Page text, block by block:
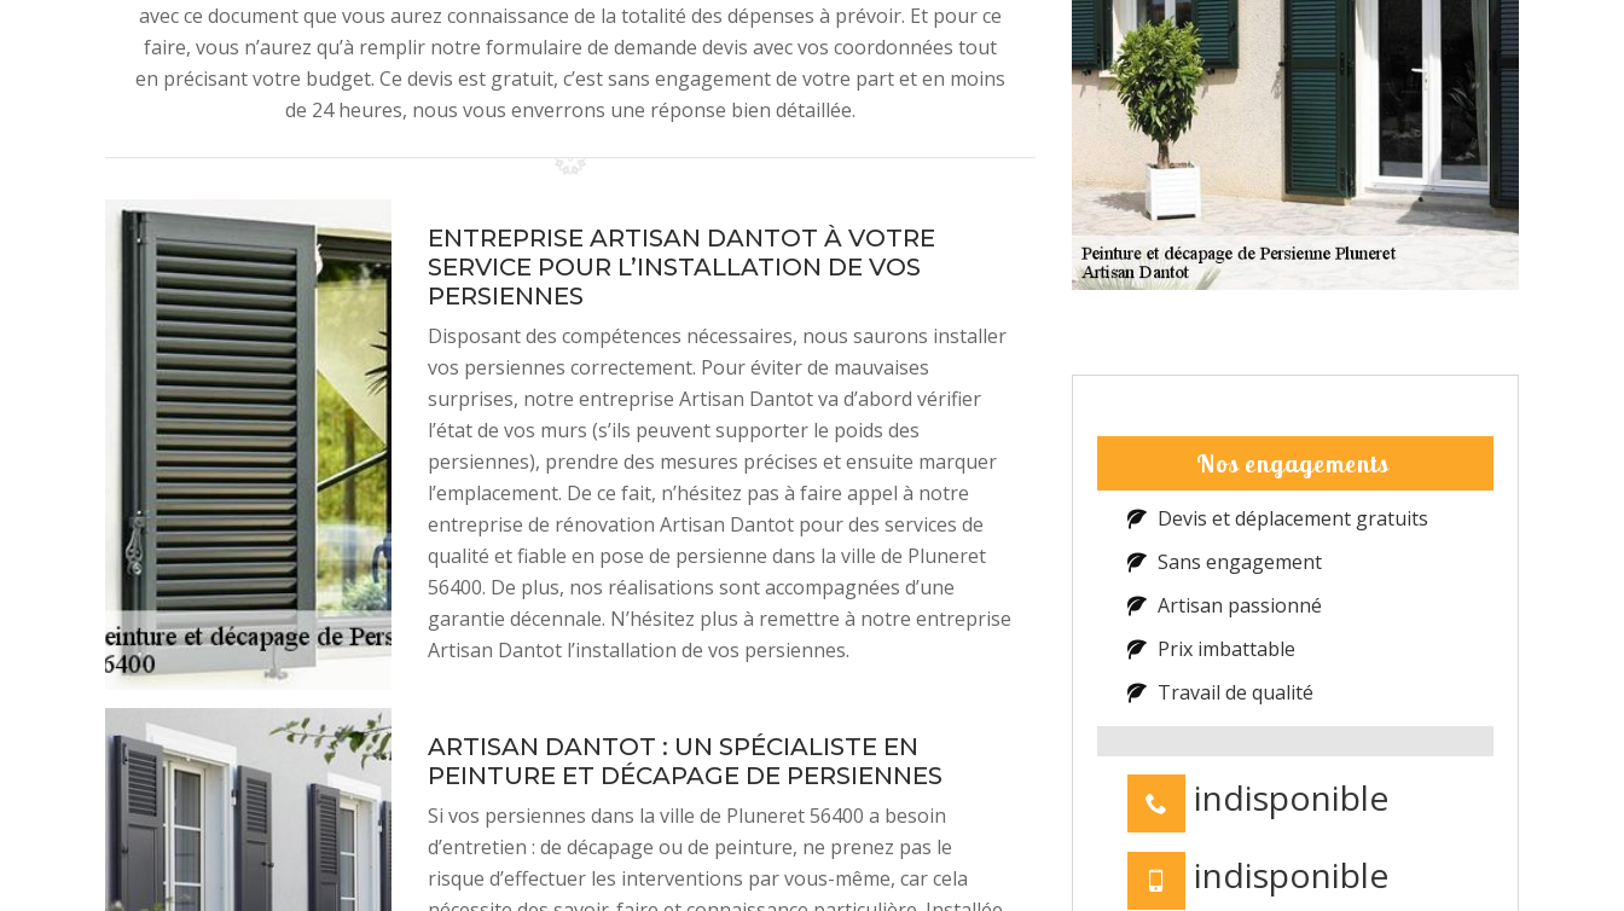
avec ce document que vous aurez connaissance de la totalité des dépenses à prévoir. Et pour ce
faire, vous n’aurez qu’à remplir notre formulaire de demande devis avec vos coordonnées tout
en précisant votre budget. Ce devis est gratuit, c’est sans engagement de votre part et en moins
de 24 heures, nous vous enverrons une réponse bien détaillée.
ENTREPRISE ARTISAN DANTOT À VOTRE
SERVICE POUR L’INSTALLATION DE VOS
PERSIENNES
Disposant des compétences nécessaires, nous saurons installer
vos persiennes correctement. Pour éviter de mauvaises
surprises, notre entreprise Artisan Dantot va d’abord vérifier
l’état de vos murs (s’ils peuvent supporter le poids des
persiennes), prendre des mesures précises et ensuite marquer
l’emplacement. De ce fait, n’hésitez pas à faire appel à notre
entreprise de rénovation Artisan Dantot pour des services de
qualité et fiable en pose de persienne dans la ville de Pluneret
56400. De plus, nos réalisations sont accompagnées d’une
garantie décennale. N’hésitez plus à remettre à notre entreprise
Artisan Dantot l’installation de vos persiennes.
ARTISAN DANTOT : UN SPÉCIALISTE EN
PEINTURE ET DÉCAPAGE DE PERSIENNES
Si vos persiennes dans la ville de Pluneret 56400 a besoin
d’entretien : de décapage ou de peinture, ne prenez pas le
risque d’effectuer les interventions par vous-même, car cela
Nos engagements
Devis et déplacement gratuits
Sans engagement
Artisan passionné
Prix imbattable
Travail de qualité
indisponible
indisponible